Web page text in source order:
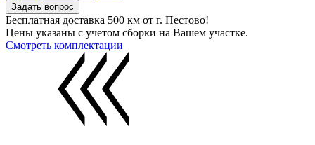
Задать вопрос
Бесплатная доставка 500 км от г. Пестово!
Цены указаны с учетом сборки на Вашем участке.
Смотреть комплектации